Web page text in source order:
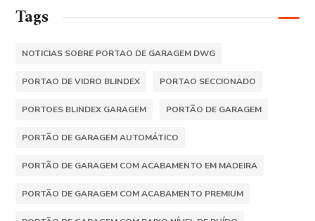
Tags
NOTICIAS SOBRE PORTAO DE GARAGEM DWG
PORTAO DE VIDRO BLINDEX PORTAO SECCIONADO
PORTOES BLINDEX GARAGEM PORTÃO DE GARAGEM
PORTÃO DE GARAGEM AUTOMÁTICO
PORTÃO DE GARAGEM COM ACABAMENTO EM MADEIRA
PORTÃO DE GARAGEM COM ACABAMENTO PREMIUM